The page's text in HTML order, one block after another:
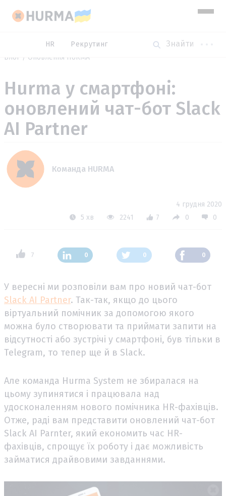
HR
Рекрутинг
Блог
Оновлення HURMA
Hurma у смартфоні:
оновлений чат-бот Slack
AI Partner
Команда HURMA
4 грудня 2020
5 хв
2241 7 0 0
7 0 0 0
У вересні ми розповіли вам про новий чат-бот
Slack AI Partner. Так-так, якщо до цього
віртуальний помічник за допомогою якого
можна було створювати та приймати запити на
відсутності або зустрічі у смартфоні, був тільки в
Telegram, то тепер ще й в Slack.
Але команда Hurma System не збиралася на
цьому зупинятися і працювала над
удосконаленням нового помічника HR-фахівців.
Отже, раді вам представити оновлений чат-бот
Slack AI Parnter, який економить час HR-
фахівців, спрощує їх роботу і дає можливість
займатися драйвовими завданнями.